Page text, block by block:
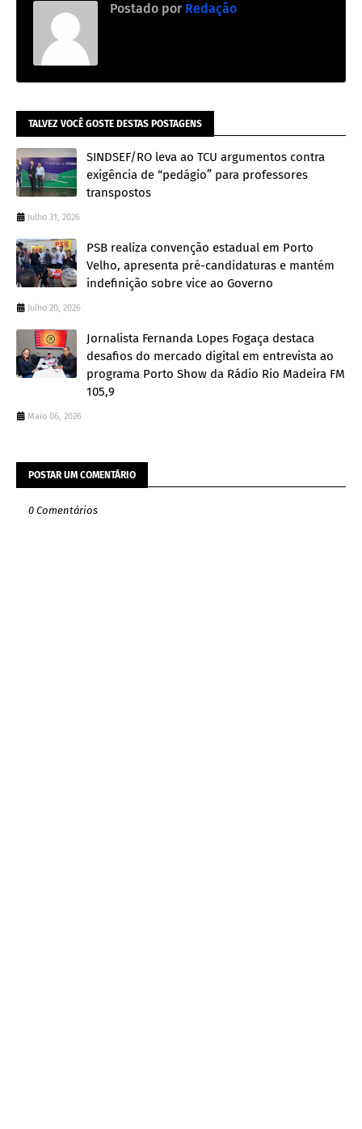
Postado por Redação
TALVEZ VOCÊ GOSTE DESTAS POSTAGENS
SINDSEF/RO leva ao TCU argumentos contra
exigência de “pedágio” para professores
transpostos
Julho 31, 2026
PSB realiza convenção estadual em Porto
Velho, apresenta pré-candidaturas e mantém
indefinição sobre vice ao Governo
Julho 20, 2026
Jornalista Fernanda Lopes Fogaça destaca
desafios do mercado digital em entrevista ao
programa Porto Show da Rádio Rio Madeira FM
105,9
Maio 06, 2026
POSTAR UM COMENTÁRIO
0 Comentários